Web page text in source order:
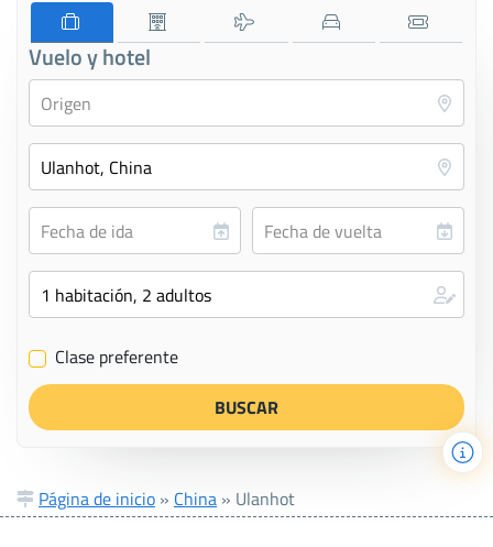
Vuelo y hotel
✔ Clase preferente
Página de inicio » China » Ulanhot